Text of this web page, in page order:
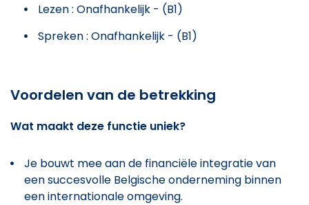
Lezen : Onafhankelijk - (B1)
Spreken : Onafhankelijk - (B1)
Voordelen van de betrekking
Wat maakt deze functie uniek?
Je bouwt mee aan de financiële integratie van
een succesvolle Belgische onderneming binnen
een internationale omgeving.